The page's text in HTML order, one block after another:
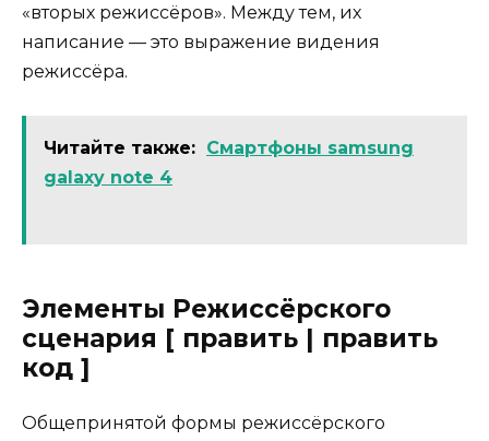
«вторых режиссёров». Между тем, их
написание — это выражение видения
режиссёра.
Читайте также: Смартфоны samsung
galaxy note 4
Элементы Режиссёрского
сценария [ править | править
код ]
Общепринятой формы режиссёрского